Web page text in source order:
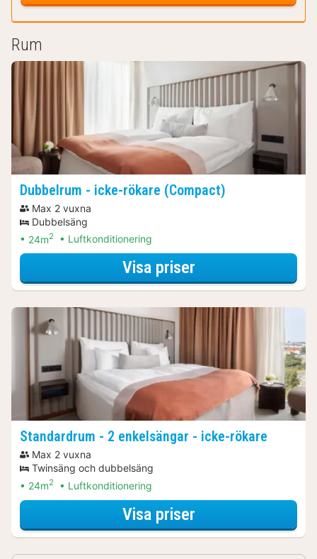
Rum
Dubbelrum - icke-rökare (Compact)
Max 2 vuxna
Dubbelsäng
24m2 Luftkonditionering
Visa priserför Båtturer &
Standardrum - 2 enkelsängar - icke-rökare
Max 2 vuxna
Twinsäng och dubbelsäng
24m2 Luftkonditionering
Visa priserför Båtturer &